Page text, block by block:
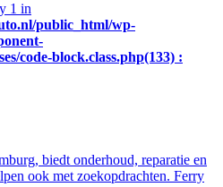
1 in
public_html/wp-
code-block.class.php(133) :
biedt onderhoud, reparatie en
ook met zoekopdrachten. Ferry